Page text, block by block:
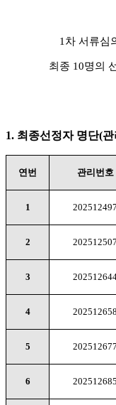
1 차 서류심
최종 10명의
1. 최종선정자 명단(
연번 관리번호
1 202512497
2 202512507
3
4 202512658
5 202512677
6 202512685